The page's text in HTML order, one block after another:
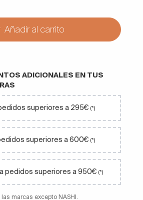
Añadir al carrito
ADICIONALES EN TUS
superiores a 295€ (*)
superiores a 600€ (*)
pedidos superiores a 950€ (*)
marcas excepto NASHI.